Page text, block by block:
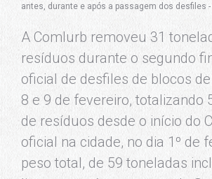
antes, durante e após a passagem dos desfiles
A Comlurb removeu 31
resíduos durante o segundo
oficial de desfiles de blocos
8 e 9 de fevereiro, totalizando
de resíduos desde o início do
oficial na cidade, no dia 1º de
peso total, de 59 toneladas